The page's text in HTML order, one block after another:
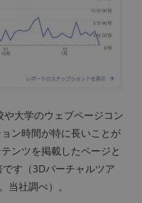
大学のウェブページコン
ン時間が特に長いことが
ンツを掲載したページと
す（3Dバーチャルツア
当社調べ）。